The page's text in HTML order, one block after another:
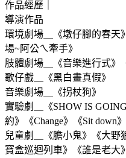
作品經歷｜
導演作品
環境劇場＿《墩仔腳的春天
場~阿公ㄟ牽手》
肢體劇場＿《音樂進行式》
歌仔戲＿《黑白畫真假》
音樂劇場＿《拐杖狗》
實驗劇＿《SHOW IS
約》《Change》《Sit down》
兒童劇＿《膽小鬼》《大野
寶盒巡迴列車》《誰是老大